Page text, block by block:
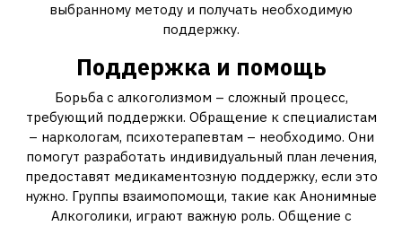
выбранному методу и получать необходимую
поддержку.
Поддержка и помощь
Борьба с алкоголизмом – сложный процесс,
требующий поддержки. Обращение к специалистам
– наркологам, психотерапевтам – необходимо. Они
помогут разработать индивидуальный план лечения,
предоставят медикаментозную поддержку, если это
нужно. Группы взаимопомощи, такие как Анонимные
Алкоголики, играют важную роль. Общение с